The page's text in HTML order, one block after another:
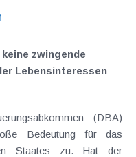
zwingende
Lebensinteressen
(DBA)
Staates zu. Hat der